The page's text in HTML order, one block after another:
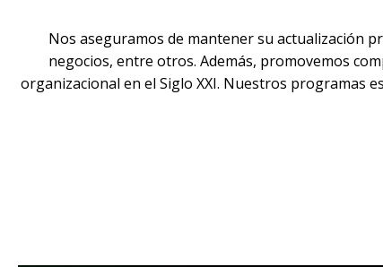
Nos aseguramos de mantener su actualización
negocios, entre otros. Además, promovemos
organizacional en el Siglo XXI. Nuestros programas